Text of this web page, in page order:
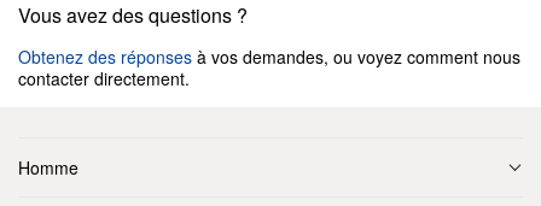
Vous avez des questions ?
Obtenez des réponses à vos demandes, ou voyez comment nous
contacter directement.
Homme